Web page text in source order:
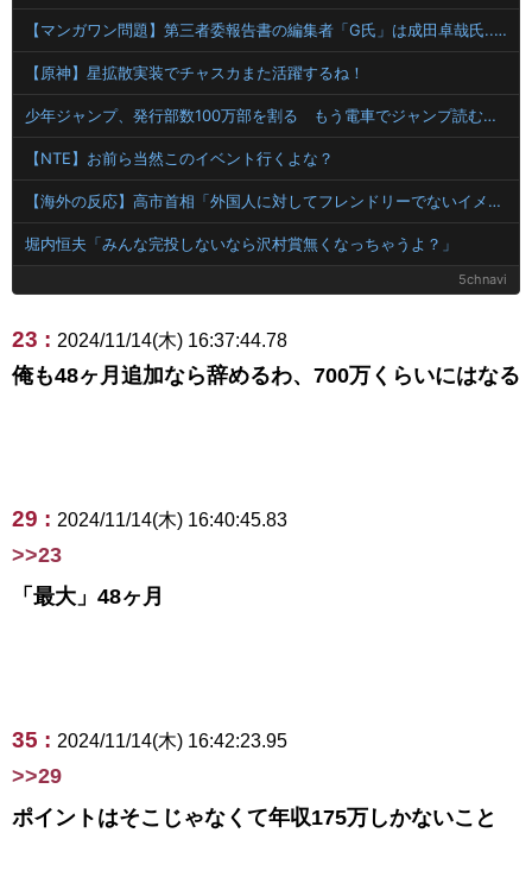
【マンガワン問題】第三者委報告書の編集者「G氏」は成田卓哉氏...Xで謝罪
【原神】星拡散実装でチャスカまた活躍するね！
少年ジャンプ、発行部数100万部を割る もう電車でジャンプ読むやつ見ないもんな
【NTE】お前ら当然このイベント行くよな？
【海外の反応】高市首相「外国人に対してフレンドリーでないイメージを避けたい」 → 「建前文化の極み」「政治家が一般人の排外感情を後押ししちゃってる感ある」
堀内恒夫「みんな完投しないなら沢村賞無くなっちゃうよ？」
5chnavi
23 : 2024/11/14(木) 16:37:44.78
俺も48ヶ月追加なら辞めるわ、700万くらいにはなる
29 : 2024/11/14(木) 16:40:45.83
>>23
「最大」48ヶ月
35 : 2024/11/14(木) 16:42:23.95
>>29
ポイントはそこじゃなくて年収175万しかないこと